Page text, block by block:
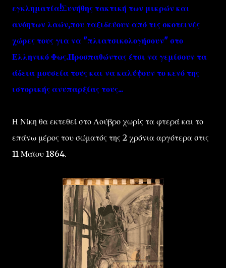
εγκληματία!Συνήθης τακτική των μικρών και
ανόητων λαών,που ταξιδεύουν από τις σκοτεινές
χώρες τους για να "πλιατσικολογήσουν" στο
Ελληνικό Φως.Προσπαθώντας έτσι να γεμίσουν τα
άδεια μουσεία τους και να καλύψουν το κενό της
ιστορικής ανυπαρξίας τους...
Η Νίκη θα εκτεθεί στο Λούβρο χωρίς τα φτερά και το
επάνω μέρος του σώματός της 2 χρόνια αργότερα στις
11 Μαϊου 1864.